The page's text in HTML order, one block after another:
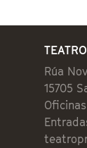
Rúa
15705